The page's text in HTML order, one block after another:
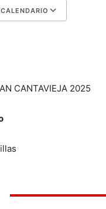
CANTAVIEJA 2025